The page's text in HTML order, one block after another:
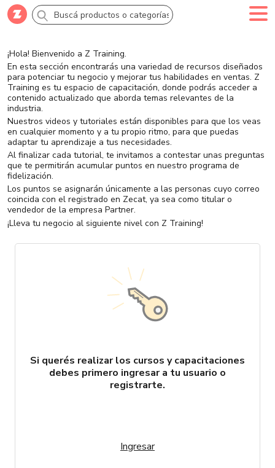
Comprar Creá tu cuenta
Categorías
SALE 70% OFF
Novedades
Campañas
Logo 24hs
Sé partner
¡Hola! Bienvenido a Z Training.
En esta sección encontrarás una variedad de recursos diseñados
para potenciar tu negocio y mejorar tus habilidades en ventas. Z
Training es tu espacio de capacitación, donde podrás acceder a
contenido actualizado que aborda temas relevantes de la
industria.
Nuestros videos y tutoriales están disponibles para que los veas
en cualquier momento y a tu propio ritmo, para que puedas
adaptar tu aprendizaje a tus necesidades.
Al finalizar cada tutorial, te invitamos a contestar unas preguntas
que te permitirán acumular puntos en nuestro programa de
fidelización.
Los puntos se asignarán únicamente a las personas cuyo correo
coincida con el registrado en Zecat, ya sea como titular o
vendedor de la empresa Partner.
¡Lleva tu negocio al siguiente nivel con Z Training!
Si querés realizar los cursos y capacitaciones
debes primero ingresar a tu usuario o
registrarte.
Ingresar